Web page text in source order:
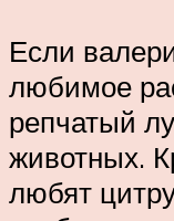
Если
любимое
репчатый
животных.
любят